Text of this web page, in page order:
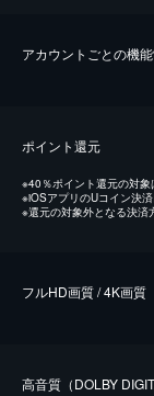
アカウントごとの機
ポイント還元
※40％ポイント還元の対象
※iOSアプリのUコイン決
※還元の対象外となる決済
フルHD画質 / 4K画質
⾼⾳質（DOLBY